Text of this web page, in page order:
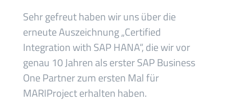
Sehr gefreut haben wir uns über die
erneute Auszeichnung „Certified
Integration with SAP HANA“, die wir vor
genau 10 Jahren als erster SAP Business
One Partner zum ersten Mal für
MARIProject erhalten haben.